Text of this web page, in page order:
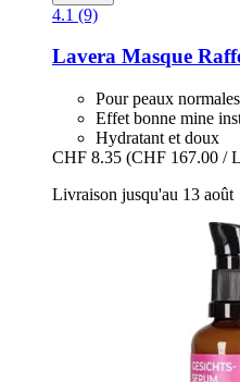
4.1 (9)
Lavera Masque
Pour peaux
Effet bonne mine
Hydratant et doux
CHF 8.35 (CHF 167.00 /
Livraison jusqu'au 13 août